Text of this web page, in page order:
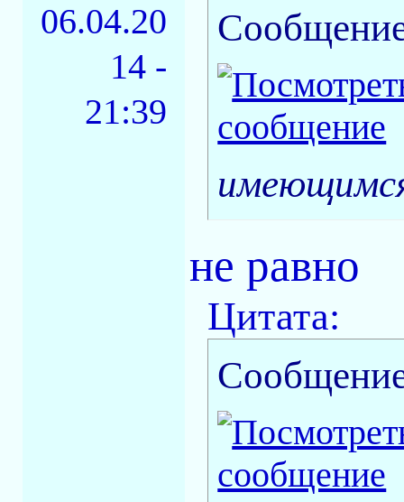
06.04.20
14 -
21:39
не равно
Цитата: